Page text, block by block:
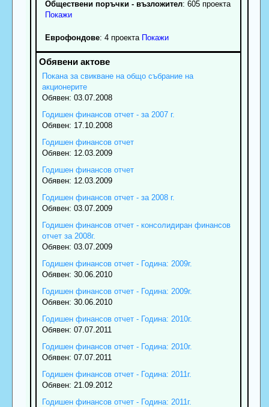
Обществени поръчки - възложител: 605 проекта
Покажи
Еврофондове: 4 проекта Покажи
Покана за свикване на общо събрание на
акционерите
Обявен: 03.07.2008
Годишен финансов отчет - за 2007 г.
Обявен: 17.10.2008
Годишен финансов отчет
Обявен: 12.03.2009
Годишен финансов отчет
Обявен: 12.03.2009
Годишен финансов отчет - за 2008 г.
Обявен: 03.07.2009
Годишен финансов отчет - консолидиран финансов
отчет за 2008г.
Обявен: 03.07.2009
Годишен финансов отчет - Година: 2009г.
Обявен: 30.06.2010
Годишен финансов отчет - Година: 2009г.
Обявен: 30.06.2010
Годишен финансов отчет - Година: 2010г.
Обявен: 07.07.2011
Годишен финансов отчет - Година: 2010г.
Обявен: 07.07.2011
Годишен финансов отчет - Година: 2011г.
Обявен: 21.09.2012
Годишен финансов отчет - Година: 2011г.